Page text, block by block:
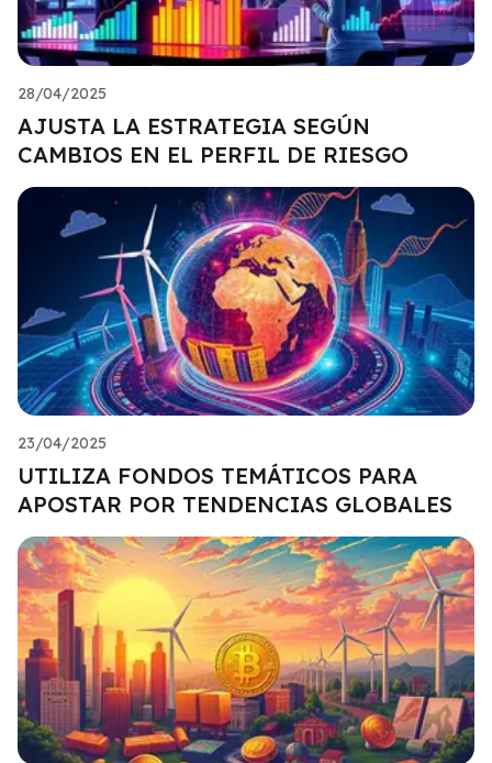
28/04/2025
AJUSTA LA ESTRATEGIA SEGÚN
CAMBIOS EN EL PERFIL DE RIESGO
23/04/2025
UTILIZA FONDOS TEMÁTICOS PARA
APOSTAR POR TENDENCIAS GLOBALES